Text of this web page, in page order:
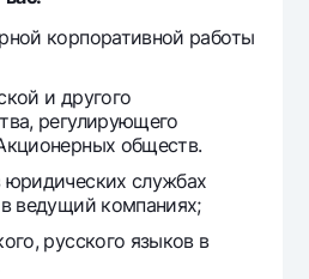
корпоративной работы
и другого
регулирующего
обществ.
службах
ведущий компаниях;
русского языков в